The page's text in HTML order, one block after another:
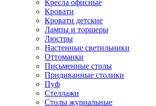
Кресла офисные
Кровати
Кровати детские
Лампы и торшеры
Люстры
Настенные светильники
Оттоманки
Письменные столы
Придиванные столики
Пуф
Стеллажи
Столы журнальные